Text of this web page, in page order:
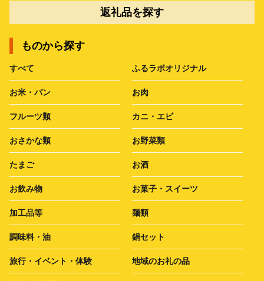
返礼品を探す
ものから探す
すべて ふるラボオリジナル
お米・パン お肉
フルーツ類 カニ・エビ
おさかな類 お野菜類
たまご お酒
お飲み物 お菓子・スイーツ
加工品等 麺類
調味料・油 鍋セット
旅行・イベント・体験 地域のお礼の品